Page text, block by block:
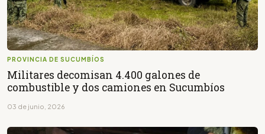
PROVINCIA DE SUCUMBÍOS
Militares decomisan 4.400 galones de
combustible y dos camiones en Sucumbíos
03 de junio, 2026